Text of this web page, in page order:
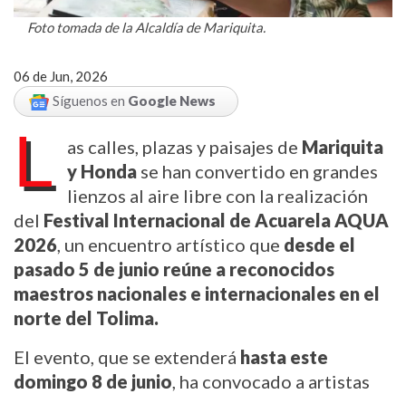
Foto tomada de la Alcaldía de Mariquita.
06 de Jun, 2026
Síguenos en Google News
L as calles, plazas y paisajes de Mariquita
y Honda se han convertido en grandes
lienzos al aire libre con la realización
del Festival Internacional de Acuarela AQUA
2026, un encuentro artístico que desde el
pasado 5 de junio reúne a reconocidos
maestros nacionales e internacionales en el
norte del Tolima.
El evento, que se extenderá hasta este
domingo 8 de junio, ha convocado a artistas